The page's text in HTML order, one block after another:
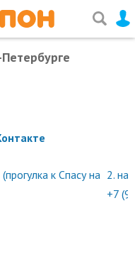
к Спасу на 2.
+7